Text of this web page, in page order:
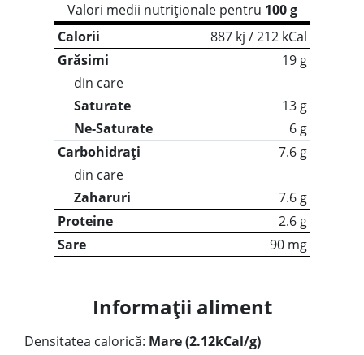
Valori medii nutriționale pentru 100 g
Calorii
887 kj / 212 kCal
Grăsimi
19 g
din care
Saturate
13 g
Ne-Saturate
6 g
Carbohidrați
7.6 g
din care
Zaharuri
7.6 g
Proteine
2.6 g
Sare
90 mg
Informații aliment
Densitatea calorică: Mare (2.12kCal/g)